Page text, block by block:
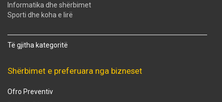
Informatika dhe shërbimet
Sporti dhe koha e lirë
Të gjitha kategoritë
Shërbimet e preferuara nga bizneset
Ofro Preventiv